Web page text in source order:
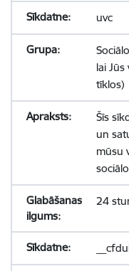
uvc
lai
tīklos)
Šīs
un
mūsu
24